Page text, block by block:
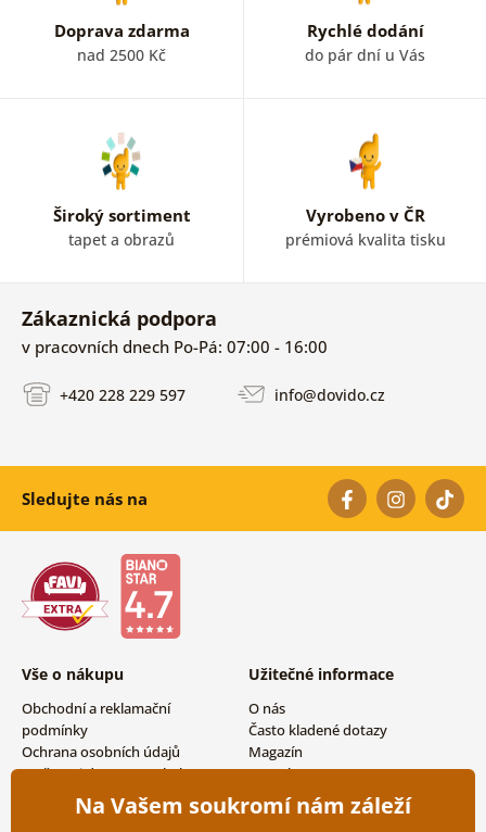
Doprava zdarma
nad 2500 Kč
Rychlé dodání
do pár dní u Vás
Široký sortiment
tapet a obrazů
Vyrobeno v ČR
prémiová kvalita tisku
Zákaznická podpora
v pracovních dnech Po-Pá: 07:00 - 16:00
+420 228 229 597 info@dovido.cz
Sledujte nás na
Vše o nákupu
Obchodní a reklamační
podmínky
Ochrana osobních údajů
Možnosti dopravy a platby
Vrácení zboží
Užitečné informace
O nás
Často kladené dotazy
Magazín
Kontakty
Velkoobchodní spolupráce
Na Vašem soukromí nám záleží